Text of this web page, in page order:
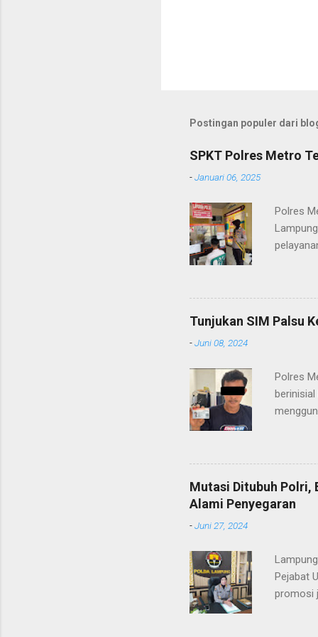
Postingan populer dari
SPKT Polres Metro
-Januari 06, 2025
Polres
Heri
pidana,
Tunjukan SIM Palsu
-Juni 08, 2024
Polres
berinisial
dari
Mutasi Ditubuh Polri,
Alami Penyegaran
-Juni 27, 2024
Pejabat
promosi